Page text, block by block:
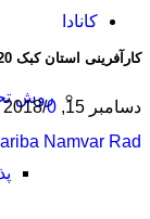
کانادا
روش
کارآفرینی استان کبک 2020
دسامبر 15, 2018 /0 دیدگاه
Namvar Rad